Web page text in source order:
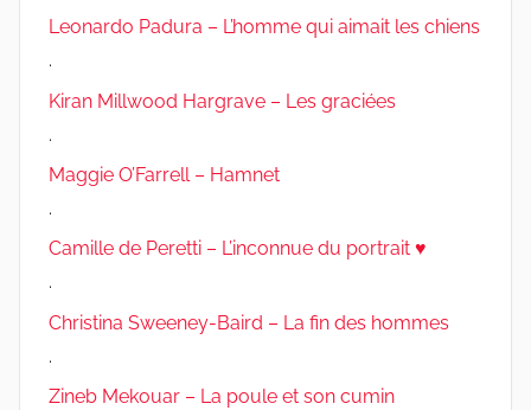
Leonardo Padura – L’homme qui aimait les chiens
.
Kiran Millwood Hargrave – Les graciées
.
Maggie O’Farrell – Hamnet
.
Camille de Peretti – L’inconnue du portrait ♥
.
Christina Sweeney-Baird – La fin des hommes
.
Zineb Mekouar – La poule et son cumin